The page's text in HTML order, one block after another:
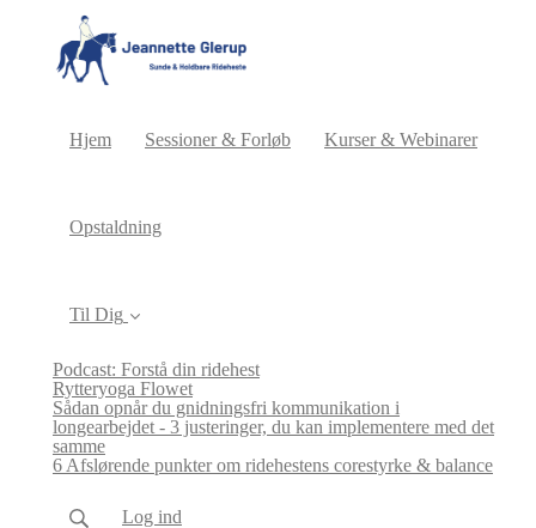
Hjem Sessioner & Forløb Kurser & Webinarer
Opstaldning
Til Dig
Podcast: Forstå din ridehest
Rytteryoga Flowet
Sådan opnår du gnidningsfri kommunikation i
longearbejdet - 3 justeringer, du kan implementere med det
samme
6 Afslørende punkter om ridehestens corestyrke & balance
Log ind